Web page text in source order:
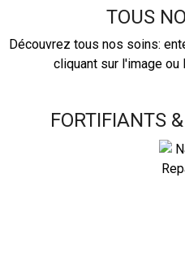
TOUS
Découvrez tous nos soins:
cliquant sur l'image
FORTIFIANTS